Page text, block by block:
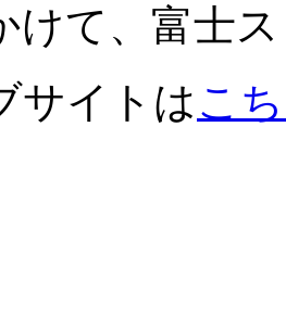
けて、富士
サイトはこ